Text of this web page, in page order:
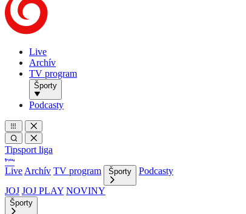
Live
Archív
TV program
Športy
Podcasty
Tipsport liga
Live Archív TV program Športy
Podcasty
JOJ JOJ PLAY NOVINY
Športy